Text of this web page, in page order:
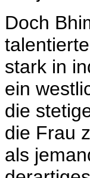
Doch
stark in
ein
die
die Frau
als